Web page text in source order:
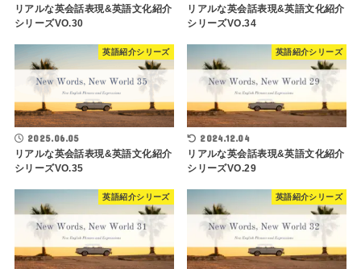
リアルな英会話表現&英語文化紹介
シリーズVO.30
リアルな英会話表現&英語文化紹介
シリーズVO.34
英語紹介シリーズ
2025.06.05
リアルな英会話表現&英語文化紹介
シリーズVO.35
英語紹介シリーズ
2024.12.04
リアルな英会話表現&英語文化紹介
シリーズVO.29
英語紹介シリーズ 英語紹介シリーズ